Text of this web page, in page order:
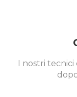
I nostri tecnici